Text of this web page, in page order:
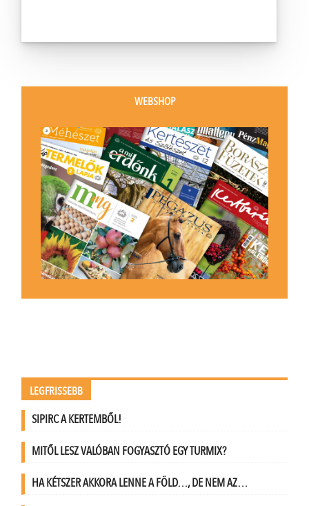
WEBSHOP
LEGFRISSEBB
SIPIRC A KERTEMBŐL!
MITŐL LESZ VALÓBAN FOGYASZTÓ EGY TURMIX?
HA KÉTSZER AKKORA LENNE A FÖLD…, DE NEM AZ…